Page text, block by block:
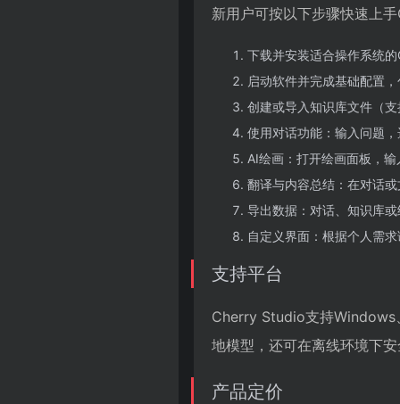
新用户可按以下步骤快速上
下载并安装适合操作系统
启动软件并完成基础配置
创建或导入知识库文件（
使用对话功能：输入问题
AI绘画：打开绘画面板，
翻译与内容总结：在对话
导出数据：对话、知识库
自定义界面：根据个人需
支持平台
Cherry Studio支持Windows
地模型，还可在离线环境下
产品定价